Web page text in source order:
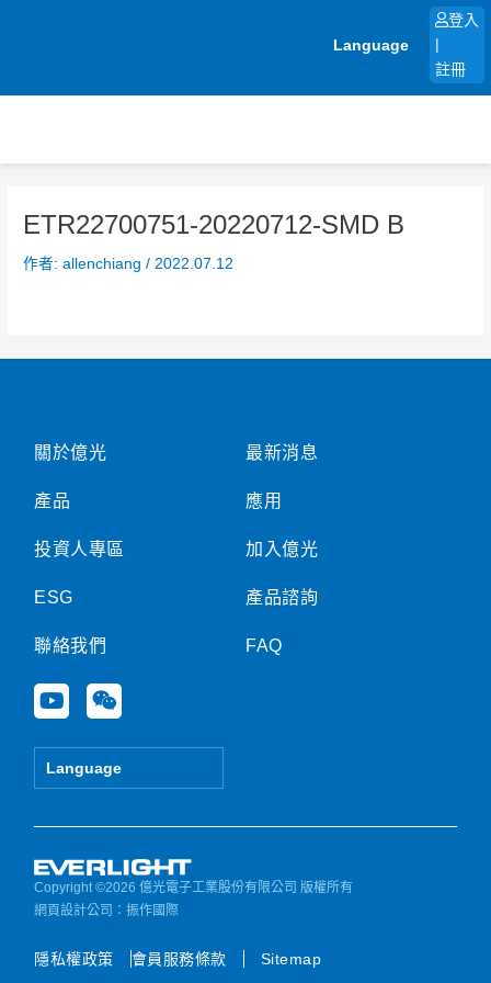
Language
登入
註冊
ETR22700751-20220712-SMD B
作者:allenchiang/ 2022.07.12
關於億光
產品
投資人專區
ESG
聯絡我們
Y
o
u
e
W
e
i
Language
最新消息
應用
加入億光
產品諮詢
FAQ
Copyright ©2026 億光電子工業股份有限公司 版權所有
網頁設計公司 ：振作國際
隱私權政策 會員服務條款 Sitemap